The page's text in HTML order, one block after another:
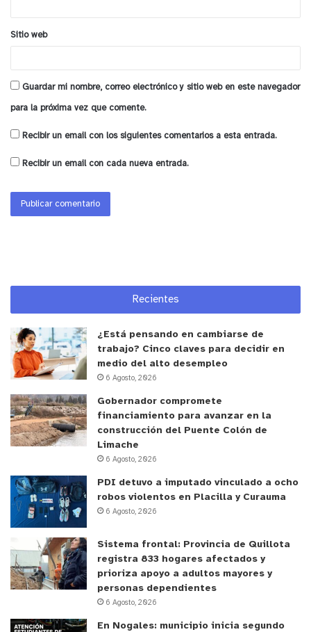
Carmen, Castro, Aranda, Condell, Prat, Sexta y
Valdivia.
Sitio web
Guardar mi nombre, correo electrónico y sitio web en este navegador
para la próxima vez que comente.
Recibir un email con los siguientes comentarios a esta entrada.
Recibir un email con cada nueva entrada.
Recientes
¿Está pensando en cambiarse de
trabajo? Cinco claves para decidir en
medio del alto desempleo
6 Agosto, 2026
Gobernador compromete
financiamiento para avanzar en la
construcción del Puente Colón de
Limache
6 Agosto, 2026
PDI detuvo a imputado vinculado a ocho
robos violentos en Placilla y Curauma
6 Agosto, 2026
Sistema frontal: Provincia de Quillota
registra 833 hogares afectados y
prioriza apoyo a adultos mayores y
personas dependientes
6 Agosto, 2026
En Nogales: municipio inicia segundo